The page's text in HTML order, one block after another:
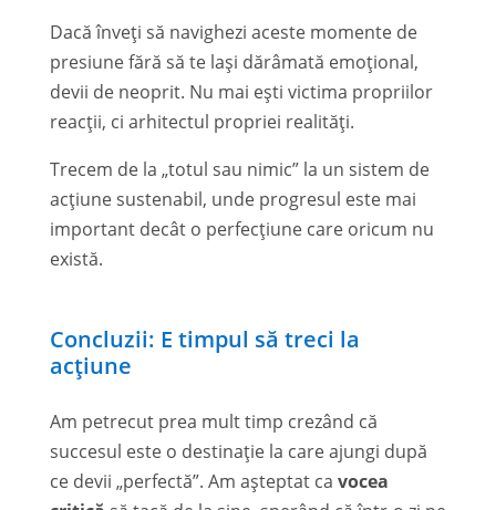
Dacă înveți să navighezi aceste momente de
presiune fără să te lași dărâmată emoțional,
devii de neoprit. Nu mai ești victima propriilor
reacții, ci arhitectul propriei realități.
Trecem de la „totul sau nimic” la un sistem de
acțiune sustenabil, unde progresul este mai
important decât o perfecțiune care oricum nu
există.
Concluzii: E timpul să treci la
acțiune
Am petrecut prea mult timp crezând că
succesul este o destinație la care ajungi după
ce devii „perfectă”. Am așteptat ca vocea